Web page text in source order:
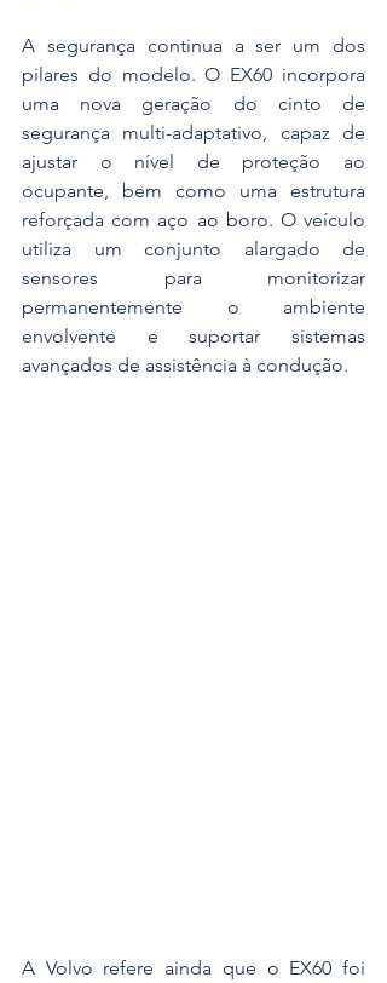
A segurança continua a ser um dos
pilares do modelo. O EX60 incorpora
uma nova geração do cinto de
segurança multi-adaptativo, capaz de
ajustar o nível de proteção ao
ocupante, bem como uma estrutura
reforçada com aço ao boro. O veículo
utiliza um conjunto alargado de
sensores para monitorizar
permanentemente o ambiente
envolvente e suportar sistemas
avançados de assistência à condução.
A Volvo refere ainda que o EX60 foi